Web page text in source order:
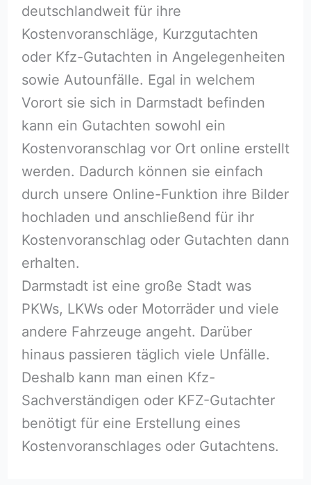
deutschlandweit für ihre
Kostenvoranschläge, Kurzgutachten
oder Kfz-Gutachten in Angelegenheiten
sowie Autounfälle. Egal in welchem
Vorort sie sich in Darmstadt befinden
kann ein Gutachten sowohl ein
Kostenvoranschlag vor Ort online erstellt
werden. Dadurch können sie einfach
durch unsere Online-Funktion ihre Bilder
hochladen und anschließend für ihr
Kostenvoranschlag oder Gutachten dann
erhalten.
Darmstadt ist eine große Stadt was
PKWs, LKWs oder Motorräder und viele
andere Fahrzeuge angeht. Darüber
hinaus passieren täglich viele Unfälle.
Deshalb kann man einen Kfz-
Sachverständigen oder KFZ-Gutachter
benötigt für eine Erstellung eines
Kostenvoranschlages oder Gutachtens.